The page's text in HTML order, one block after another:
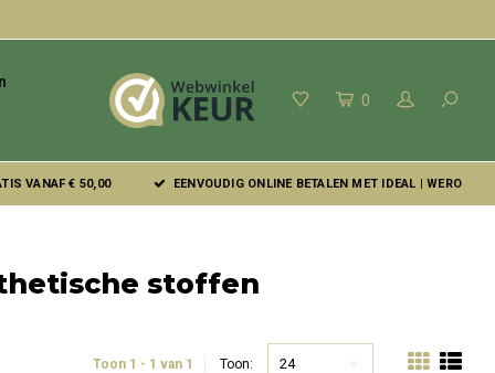
0
VANAF € 50,00 EENVOUDIG ONLINE BETALEN MET IDEAL | WERO
stoffen
Toon 1 - 1 van 1 Toon: 24